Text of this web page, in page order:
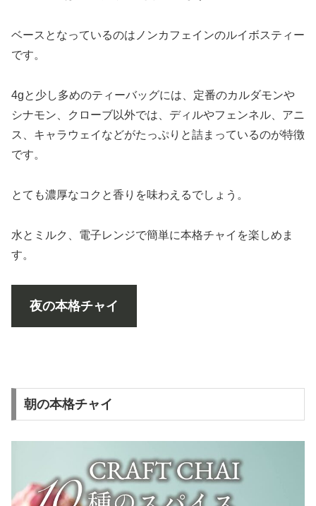
ベースとなっているのはノンカフェインのルイボスティー
です。
4gと少し多めのティーバッグには、定番のカルダモンや
シナモン、クローブ以外では、ディルやフェンネル、アニ
ス、キャラウェイなどがたっぷりと詰まっているのが特徴
です。
とても濃厚なコクと香りを味わえるでしょう。
水とミルク、電子レンジで簡単に本格チャイを楽しめま
す。
夜の本格チャイ
朝の本格チャイ